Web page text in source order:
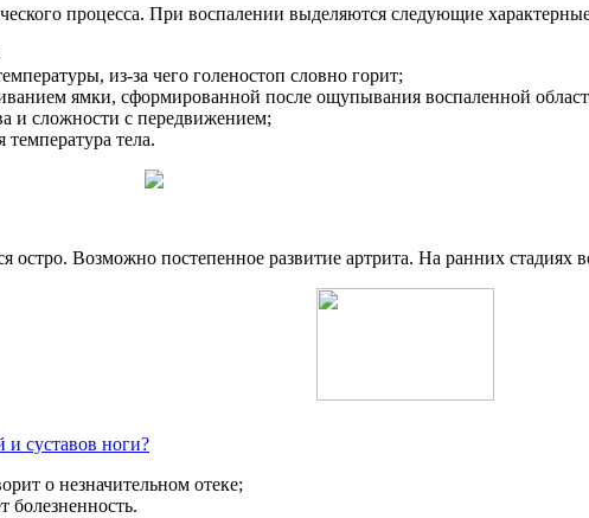
процесса. При воспалении выделяются следующие
из-за чего голеностоп словно горит;
ямки, сформированной после ощупывания воспаленной
и сложности с передвижением;
тела.
остро. Возможно постепенное развитие артрита. На ранних стадиях
и суставов ноги?
о незначительном отеке;
болезненность.